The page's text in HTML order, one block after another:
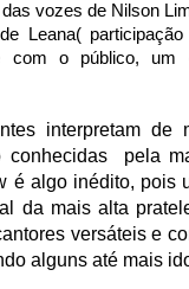
vozes de Nilson
Leana(
com o público, um
interpretam de
conhecidas pela
é algo inédito, pois
da mais alta
versáteis e
alguns até mais